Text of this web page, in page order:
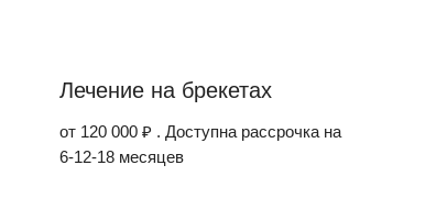
Лечение на брекетах
от 120 000 ₽ . Доступна рассрочка на
6-12-18 месяцев